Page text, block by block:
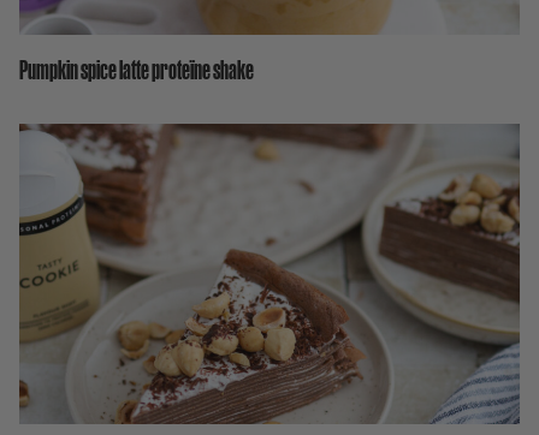
Pumpkin spice latte proteïne shake